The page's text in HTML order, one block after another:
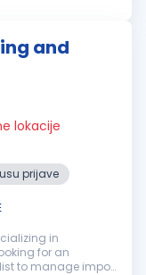
and
lokacije
prijave
in
for an
to manage import